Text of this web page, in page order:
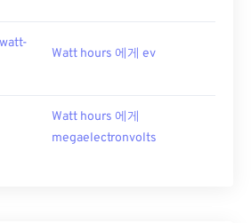
Watt hours 에게 ev
Watt hours 에게
megaelectronvolts